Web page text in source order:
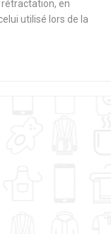
en
utilisé lors de la